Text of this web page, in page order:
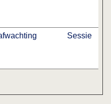
Sessie